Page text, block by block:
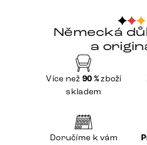
Německá
a
Více než 90 %zboží
skladem
Doručíme k vám